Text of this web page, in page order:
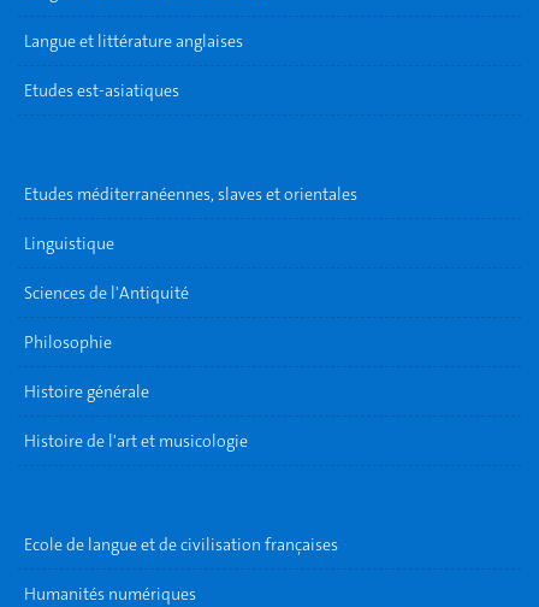
Langue et littérature anglaises
Etudes est-asiatiques
Etudes méditerranéennes, slaves et orientales
Linguistique
Sciences de l'Antiquité
Philosophie
Histoire générale
Histoire de l'art et musicologie
Ecole de langue et de civilisation françaises
Humanités numériques